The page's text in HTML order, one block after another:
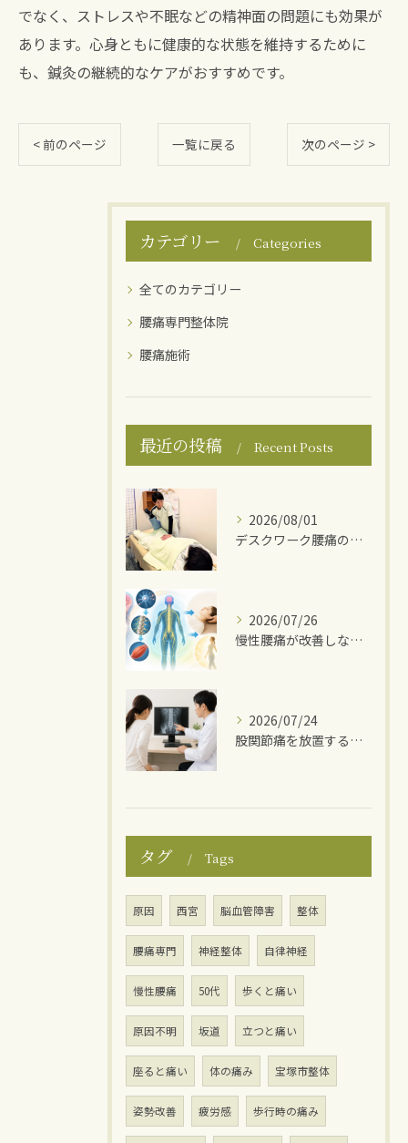
でなく、ストレスや不眠などの精神面の問題にも効果が
あります。心身ともに健康的な状態を維持するために
も、鍼灸の継続的なケアがおすすめです。
< 前のページ 一覧に戻る 次のページ >
カテゴリー Categories
全てのカテゴリー
腰痛専門整体院
腰痛施術
最近の投稿 Recent Posts
2026/08/01
デスクワーク腰痛の原因
2026/07/26
慢性腰痛が改善しない理由
2026/07/24
股関節痛を放置するとどうなる？
タグ Tags
原因 西宮 脳血管障害 整体
腰痛専門 神経整体 自律神経
慢性腰痛 50代 歩くと痛い
原因不明 坂道 立つと痛い
座ると痛い 体の痛み 宝塚市整体
姿勢改善 疲労感 歩行時の痛み